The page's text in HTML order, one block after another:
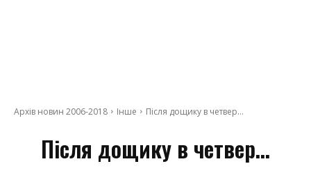
Архів новин 2006-2018 Інше Після дощику в четвер...
Після дощику в четвер…